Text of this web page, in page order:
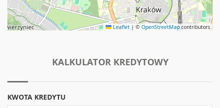
Leaflet |© OpenStreetMapcontributors
KALKULATOR KREDYTOWY
KWOTA KREDYTU